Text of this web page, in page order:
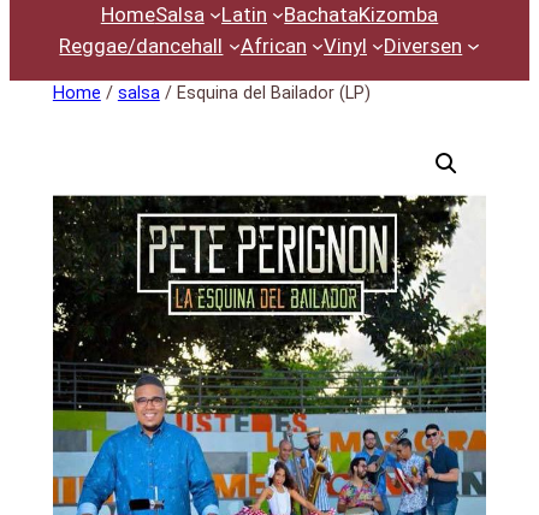
HomeSalsa Latin BachataKizomba
Reggae/dancehall
African Vinyl Diversen
Home / salsa/ Esquina del Bailador (LP)